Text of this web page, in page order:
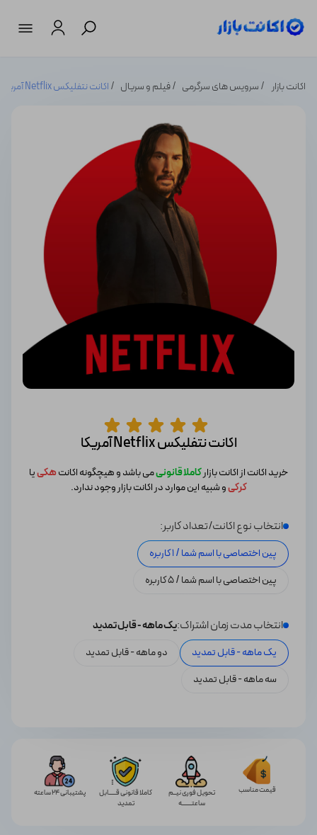
اکانت بازار سرویس های سرگرمی فیلم و سریال اکانت نتفلیکس Netflix آمریکا
اکانت نتفلیکس Netflix آمریکا
خرید اکانت از اکانت بازارکاملا قانونیمی باشد و هیچگونه اکانتهکییا
کرکیو شبیه این موارد در اکانت بازار وجود ندارد.
انتخاب نوع اکانت/تعداد کاربر:
پین اختصاصی با اسم شما / 1 کاربره
پین اختصاصی با اسم شما / 5 کاربره
انتخاب مدت زمان اشتراک:یک ماهه - قابل تمدید
یک ماهه - قابل تمدید
دو ماهه - قابل تمدید
سه ماهه - قابل تمدید
قیمت مناسب
تحویل فوری نیــم
ساعتـــــــه
کاملا قانونی قـــــابل
تمدید
پشتیبانی 24 ساعته